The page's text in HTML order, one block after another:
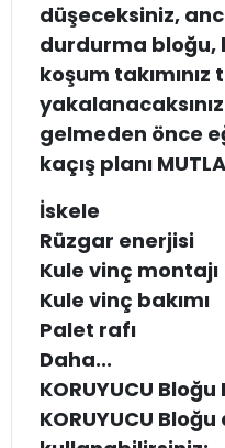
düşeceksiniz,
durdurma bloğu,
koşum
gelmeden önce
kaçış planı
İskele
Rüzgar enerjisi
Kule vinç montajı
Kule vinç bakımı
Palet rafı
Daha...
KORUYUCU
KORUYUCU